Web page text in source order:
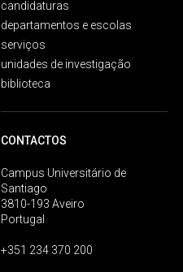
candidaturas
departamentos e escolas
serviços
unidades de investigação
biblioteca
CONTACTOS
Campus Universitário de
Santiago
3810-193 Aveiro
Portugal
+351 234 370 200